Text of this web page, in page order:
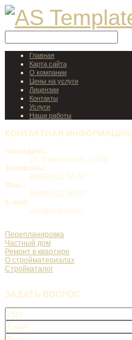
Главная
Карта сайта
О компании
Цены на услуги
Лицензии
Контакты
Услуги
Наши работы
КОНТАКТНАЯ ИНФОРМАЦИЯ:
Наш адрес:
ул. Коренастого, д.454
Телефоны:
8(499)031-50-57
Факс:
8(499)031-50-57
E-mail:
info@desrem.ru
Перепланировка
Частный дом
Ремонт в квартире
О стройматериалах
Стройкаталог
ЗАДАТЬ ВОПРОС